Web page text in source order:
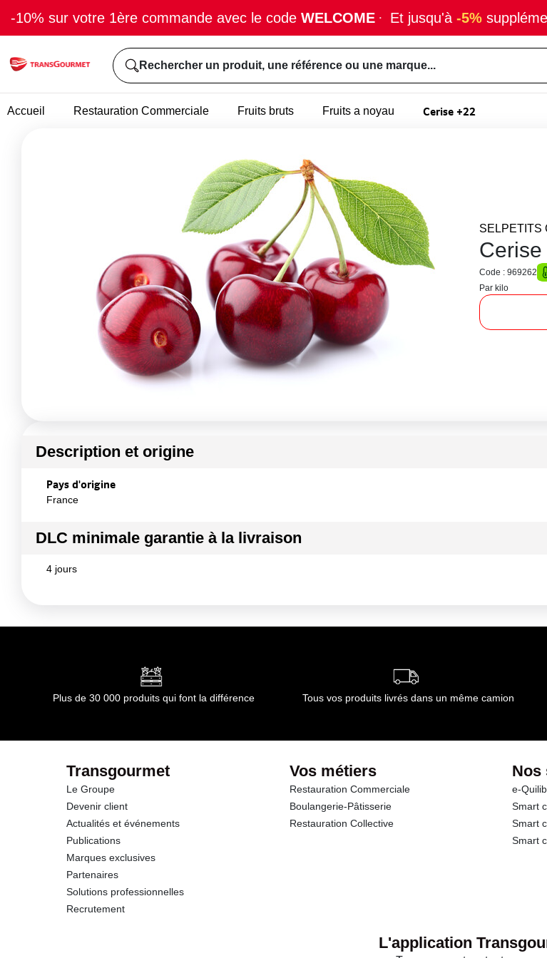
-10% sur votre 1ère commande avec le code WELCOME · Et jusqu'à -5%
Rechercher un produit, une référence ou une marque...
Accueil Restauration Commerciale Fruits bruts Fruits a noyau Cerise +22
SELPETITS
Code : 969262
Par kilo
Description et origine
Pays d'origine
France
DLC minimale garantie à la livraison
4 jours
Plus de 30 000 produits qui font la différence Tous vos produits livrés dans un même camion
Transgourmet
Le Groupe
Devenir client
Actualités et événements
Publications
Marques exclusives
Partenaires
Solutions professionnelles
Recrutement
Vos métiers
Restauration Commerciale
Boulangerie-Pâtisserie
Restauration Collective
Nos
e-
Smart
Smart
Smart
L'application